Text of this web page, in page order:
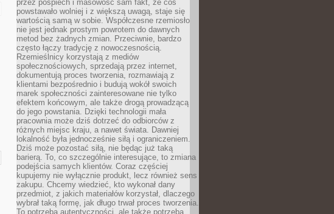
przez pośpiech i masowość sam fakt, że coś
powstawało wolniej i z większą uwagą, staje się
wartością samą w sobie. Współczesne rzemiosło
nie jest jednak prostym powrotem do dawnych
metod bez żadnych zmian. Przeciwnie, bardzo
często łączy tradycję z nowoczesnością.
Rzemieślnicy korzystają z mediów
społecznościowych, sprzedają przez internet,
dokumentują proces tworzenia, rozmawiają z
klientami bezpośrednio i budują wokół swoich
marek społeczności zainteresowane nie tylko
efektem końcowym, ale także drogą prowadzącą
do jego powstania. Dzięki technologii mała
pracownia może dziś dotrzeć do odbiorców z
różnych miejsc kraju, a nawet świata. Dawniej
lokalność była jednocześnie siłą i ograniczeniem.
Dziś może pozostać siłą, nie będąc już taką
barierą. To, co szczególnie interesujące, to zmiana
podejścia samych klientów. Coraz częściej
kupujemy nie wyłącznie produkt, lecz również sens
zakupu. Chcemy wiedzieć, kto wykonał dany
przedmiot, z jakich materiałów korzystał, dlaczego
wybrał taką formę, jak długo trwał proces tworzenia.
To potrzeba autentyczności, ale także potrzeba